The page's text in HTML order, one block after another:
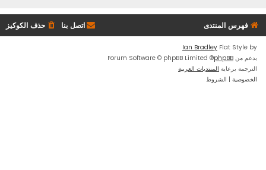
فهرس المنتدى حذف الكوكيز اتصل بنا
Flat Style by
Ian Bradley
بدعم من phpBB
® Forum Software © phpBB Limited
الترجمة برعاية المنتديات العربية
الخصوصية | الشروط